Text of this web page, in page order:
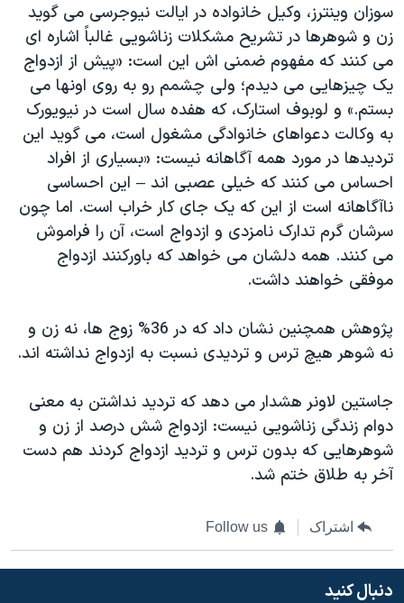
سوزان وینترز، وکیل خانواده در ایالت نیوجرسی می گوید
زن و شوهرها در تشریح مشکلات زناشویی غالباً اشاره ای
می کنند که مفهوم ضمنی اش این است: «پیش از ازدواج
یک چیزهایی می دیدم؛ ولی چشمم رو به روی اونها می
بستم.» و لوبوف استارک، که هفده سال است در نیویورک
به وکالت دعواهای خانوادگی مشغول است، می گوید این
تردیدها در مورد همه آگاهانه نیست: «بسیاری از افراد
احساس می کنند که خیلی عصبی اند – این احساسی
ناآگاهانه است از این که یک جای کار خراب است. اما چون
سرشان گرم تدارک نامزدی و ازدواج است، آن را فراموش
می کنند. همه دلشان می خواهد که باورکنند ازدواج
موفقی خواهند داشت.
پژوهش همچنین نشان داد که در 36% زوج ها، نه زن و
نه شوهر هیچ ترس و تردیدی نسبت به ازدواج نداشته اند.
جاستین لاونر هشدار می دهد که تردید نداشتن به معنی
دوام زندگی زناشویی نیست: ازدواج شش درصد از زن و
شوهرهایی که بدون ترس و تردید ازدواج کردند هم دست
آخر به طلاق ختم شد.
اشتراک Follow us
دنبال کنید